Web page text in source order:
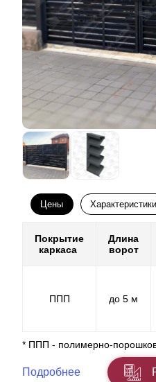
Цены Характеристики
Покрытие
каркаса
Длина
ворот
ППП до 5 м
* ППП - полимерно-
Подробнее